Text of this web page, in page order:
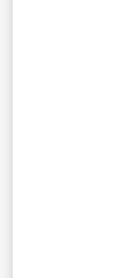
41 RUE
92130
Exploitant
41 RUE
91230
ANTIGUA
28805